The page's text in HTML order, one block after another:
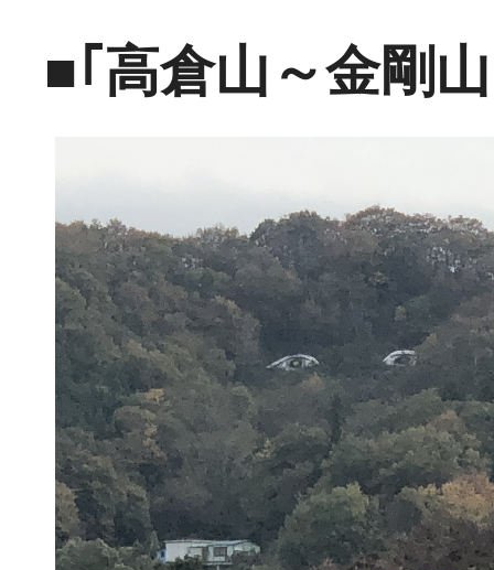
■｢高倉山～金剛